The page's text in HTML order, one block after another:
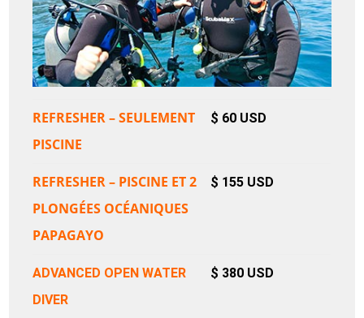
REFRESHER – SEULEMENT
PISCINE
$ 60 USD
REFRESHER – PISCINE ET 2
PLONGÉES OCÉANIQUES
PAPAGAYO
$ 155 USD
ADVANCED OPEN WATER
DIVER
$ 380 USD